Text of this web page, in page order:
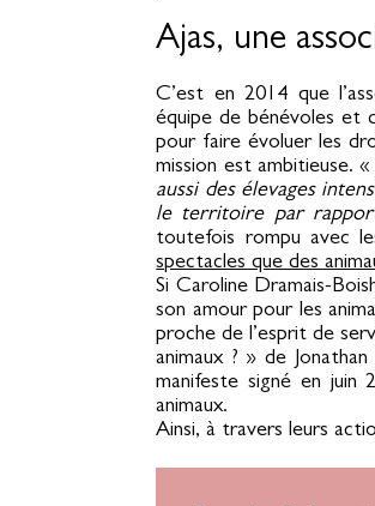
Ajas, une
C’est en 2014 que
équipe de bénévoles et
pour faire évoluer les
mission est ambitieuse. «
aussi des élevages
le territoire par rapport
toutefois rompu avec
spectacles que des
Si Caroline Dramais-
son amour pour les
proche de l’esprit de
animaux ? » de
manifeste signé en juin
animaux.
Ainsi, à travers leurs